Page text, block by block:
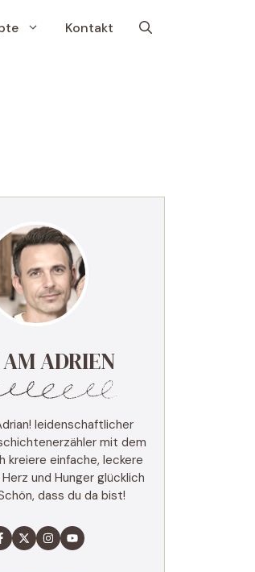
Kontakt
ADRIEN
leidenschaftlicher
mit dem
kreiere einfache, leckere
und Hunger glücklich
dass du da bist!